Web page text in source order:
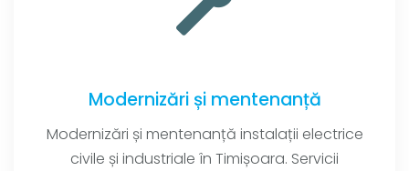
Modernizări și mentenanță
Modernizări și mentenanță instalații electrice
civile și industriale în Timișoara. Servicii